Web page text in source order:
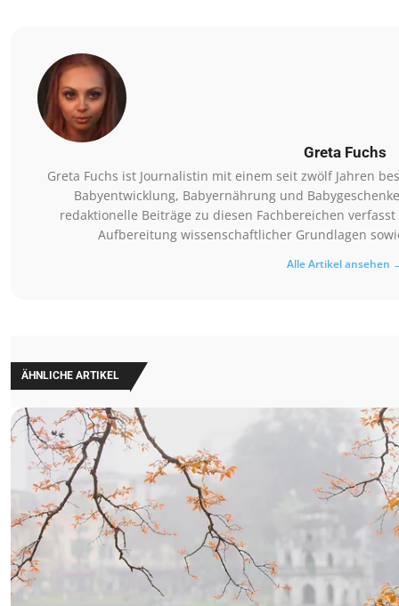
Greta Fuchs
Greta Fuchs ist Journalistin mit einem seit zwölf Jahren
Babyentwicklung, Babyernährung und
redaktionelle Beiträge zu diesen Fachbereichen
Aufbereitung wissenschaftlicher Grundlagen
Alle Artikel ansehen
ÄHNLICHE ARTIKEL